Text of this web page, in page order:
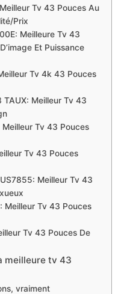
Tv 43 Pouces Au
Prix
Meilleure Tv 43
Et Puissance
Tv 4k 43 Pouces
TAUX: Meilleur Tv 43
Tv 43 Pouces
Tv 43 Pouces
Meilleur Tv 43
Meilleur Tv 43 Pouces
Tv 43 Pouces De
meilleure tv 43
vraiment